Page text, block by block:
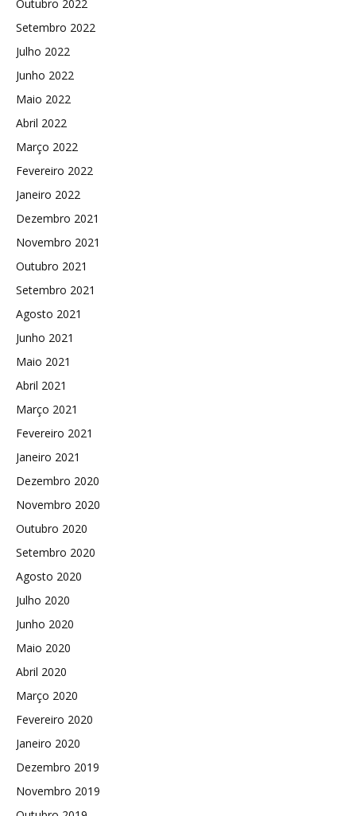
Outubro 2022
Setembro 2022
Julho 2022
Junho 2022
Maio 2022
Abril 2022
Março 2022
Fevereiro 2022
Janeiro 2022
Dezembro 2021
Novembro 2021
Outubro 2021
Setembro 2021
Agosto 2021
Junho 2021
Maio 2021
Abril 2021
Março 2021
Fevereiro 2021
Janeiro 2021
Dezembro 2020
Novembro 2020
Outubro 2020
Setembro 2020
Agosto 2020
Julho 2020
Junho 2020
Maio 2020
Abril 2020
Março 2020
Fevereiro 2020
Janeiro 2020
Dezembro 2019
Novembro 2019